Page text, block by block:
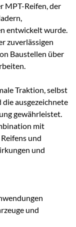
MPT-Reifen, der
entwickelt wurde.
zuverlässigen
Baustellen über
Traktion, selbst
ausgezeichnete
gewährleistet.
mit
und
und
und